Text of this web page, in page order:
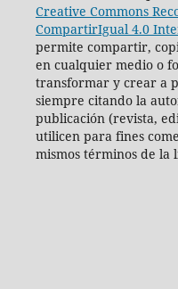
Creative Commons
CompartirIgual 4.0
permite compartir,
en cualquier medio o
transformar y crear a
siempre citando la
publicación (revista,
utilicen para fines
mismos términos de la